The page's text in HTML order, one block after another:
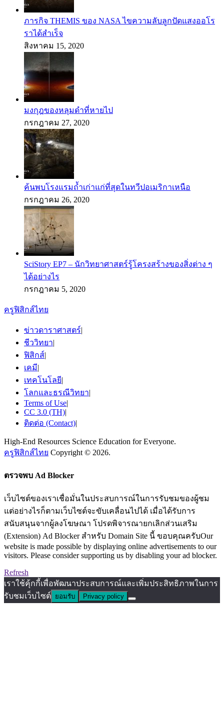
ภารกิจ THEMIS ของ NASA ไขความลับลูกปัดแสงออโร
ราได้สำเร็จ
สิงหาคม 15, 2020
มงกุฎของหลุมดำที่หายไป
กรกฎาคม 27, 2020
ค้นพบโรงแรมถ้ำเก่าแก่ที่สุดในทวีปอเมริกาเหนือ
กรกฎาคม 26, 2020
SciStory EP7 – นักวิทยาศาสตร์รู้โครงสร้างของสิ่งต่าง ๆ
ได้อย่างไร
กรกฎาคม 5, 2020
ครูฟิสิกส์ไทย
ข่าวดาราศาสตร์|
ชีววิทยา|
ฟิสิกส์|
เคมี|
เทคโนโลยี|
โลกและธรณีวิทยา|
Terms of Use|
CC 3.0 (TH)|
ติดต่อ (Contact)|
High-End Resources Science Education for Everyone.
ครูฟิสิกส์ไทย Copyright © 2026.
ตรวจพบ Ad Blocker
เว็บไซต์ของเราเชื่อมั่นในประสบการณ์ในการรับชมของผู้ชม
แต่อย่างไรก็ตามเว็บไซต์จะขับเคลื่อนไปได้ เมื่อได้รับการ
สนับสนุนจากผู้ลงโฆษณา โปรดพิจารณายกเลิกส่วนเสริม
(Extension) Ad Blocker สำหรับ Domain Site นี้ ขอบคุณครับOur
website is made possible by displaying online advertisements to our
visitors. Please consider supporting us by disabling your ad blocker.
Refresh
เราใช้คุ้กกี้เพื่อพัฒนาประสบการณ์และเพิ่มประสิทธิภาพในการ
รับชมเว็บไซต์ ยอมรับ Privacy policy